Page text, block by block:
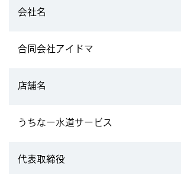
会社名
合同会社アイドマ
店舗名
うちなー水道サービス
代表取締役